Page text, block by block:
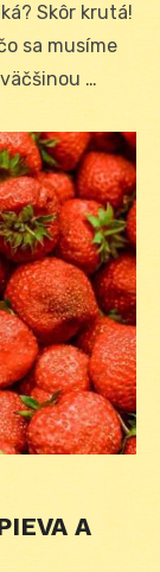
Skôr krutá!
sa musíme
…
A